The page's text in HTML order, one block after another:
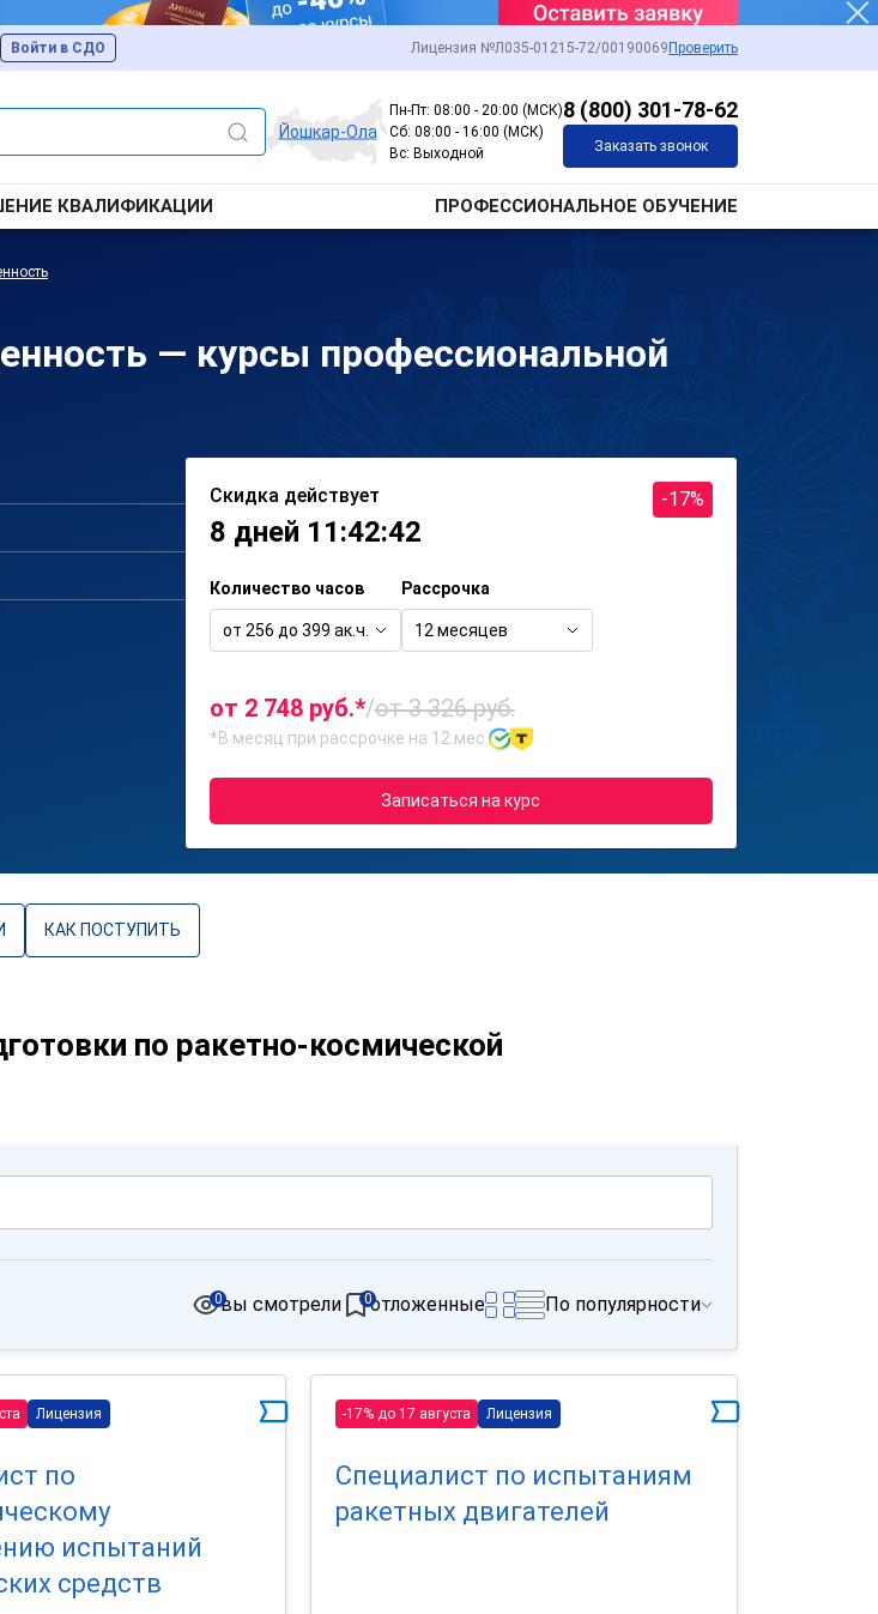
Войти в СДО Лицензия №Л035-01215-72/00190069 Проверить
Йошкар-Ола
Пн-Пт: 08:00 - 20:00 (МСК)
Сб: 08:00 - 16:00 (МСК)
Вс: Выходной
8 (800) 301-78-62
Заказать звонок
КВАЛИФИКАЦИИ ПРОФЕССИОНАЛЬНОЕ ОБУЧЕНИЕ
— курсы профессиональной
Скидка действует
8 дней 11:42:42
-17%
Количество часов
от 256 до 399 ак.ч.
Рассрочка
12 месяцев
от 2 748 руб.*/от 3 326 руб.
*В месяц при рассрочке на 12 мес.
Записаться на курс
КАК ПОСТУПИТЬ
по ракетно-космической
вы смотрели
0 отложенные
0 По популярности
Лицензия
по
испытаний
средств
-17% до 17 августа Лицензия
Специалист по испытаниям
ракетных двигателей